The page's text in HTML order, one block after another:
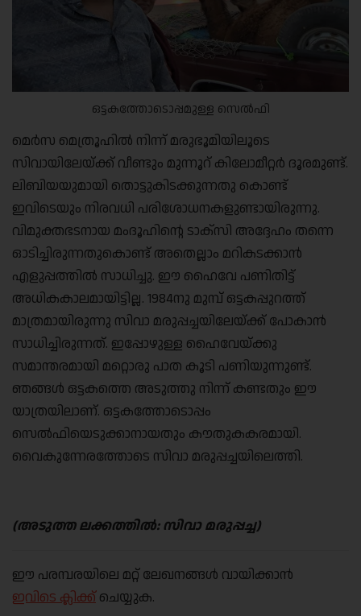
ഒട്ടകത്തോടൊപ്പമുള്ള സെൽഫി
മെർസ മെത്രൂഹിൽ നിന്ന് മരുഭൂമിയിലൂടെ
സിവായിലേയ്ക്ക് വീണ്ടും മുന്നൂറ് കിലോമീറ്റർ ദൂരമുണ്ട്.
ലിബിയയുമായി തൊട്ടുകിടക്കുന്നതു കൊണ്ട്
ഇവിടെയും നിരവധി പരിശോധനകളുണ്ടായിരുന്നു.
വിമുക്തഭടനായ മംദൂഹിന്റെ ടാക്‌സി അദ്ദേഹം തന്നെ
ഓടിച്ചിരുന്നതുകൊണ്ട് അതെല്ലാം മറികടക്കാൻ
എളുപ്പത്തിൽ സാധിച്ചു. ഈ ഹൈവേ പണിതിട്ട്
അധികകാലമായിട്ടില്ല. 1984നു മുമ്പ് ഒട്ടകപ്പുറത്ത്
മാത്രമായിരുന്നു സിവാ മരുപ്പച്ചയിലേയ്ക്ക് പോകാൻ
സാധിച്ചിരുന്നത്. ഇപ്പോഴുള്ള ഹൈവേയ്ക്കു
സമാന്തരമായി മറ്റൊരു പാത കൂടി പണിയുന്നുണ്ട്.
ഞങ്ങൾ ഒട്ടകത്തെ അടുത്തു നിന്ന് കണ്ടതും ഈ
യാത്രയിലാണ്. ഒട്ടകത്തോടൊപ്പം
സെൽഫിയെടുക്കാനായതും കൗതുകകരമായി.
വൈകുന്നേരത്തോടെ സിവാ മരുപ്പച്ചയിലെത്തി.
(അടുത്ത ലക്കത്തിൽ: സിവാ മരുപ്പച്ച)
ഈ പരമ്പരയിലെ മറ്റ് ലേഖനങ്ങൾ വായിക്കാൻ
ഇവിടെ ക്ലിക്ക്ചെയ്യുക.